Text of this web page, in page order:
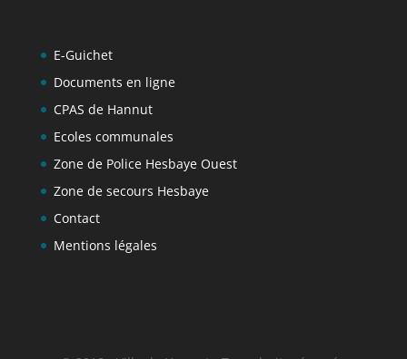
E-Guichet
Documents en ligne
CPAS de Hannut
Ecoles communales
Zone de Police Hesbaye Ouest
Zone de secours Hesbaye
Contact
Mentions légales